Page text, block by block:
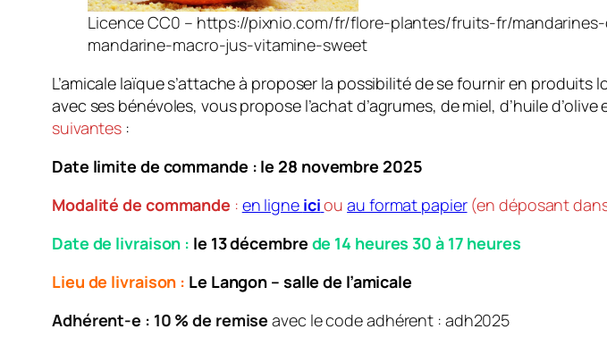
Licence CC0 – https://pixnio.com/fr/flore-plantes/fruits-fr/
mandarine-macro-jus-vitamine-sweet
L’amicale laïque s’attache à proposer la possibilité de se fournir en
avec ses bénévoles, vous propose l’achat d’agrumes, de miel, d’huile
suivantes :
Date limite de commande : le 28 novembre 2025
Modalité de commande : en ligne iciouau format papier(en déposant
Date de livraison : le 13 décembre de 14 heures 30 à 17 heures
Lieu de livraison : Le Langon – salle de l’amicale
Adhérent-e : 10 % de remise avec le code adhérent : adh2025